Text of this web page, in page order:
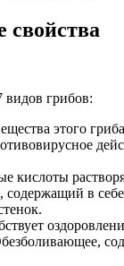
свойства
видов грибов:
этого
кислоты
содержащий в